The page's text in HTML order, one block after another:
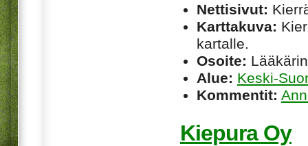
Nettisivut:
Karttakuva:
kartalle.
Osoite:
Alue: Keski-
Kommentit:
Kiepura Oy